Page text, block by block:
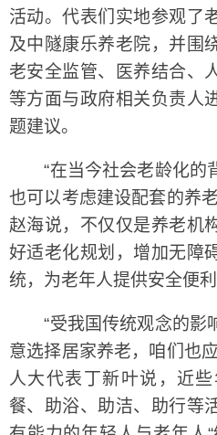
活动。代表们实地参观了
及中隧康乐养老院，并围
老安全监管、医养结合、
等方面与政府相关负责人
题建议。
“在当今社会老龄化的
也可以考虑建设配套的养
赵海说，不仅仅是养老机
好适老化规划，增加无障
统，为老年人提供安全便利
“受我国传统观念的影
意选择居家养老，咱们也
人大代表丁新叶说，近
餐、助浴、助洁、助行等